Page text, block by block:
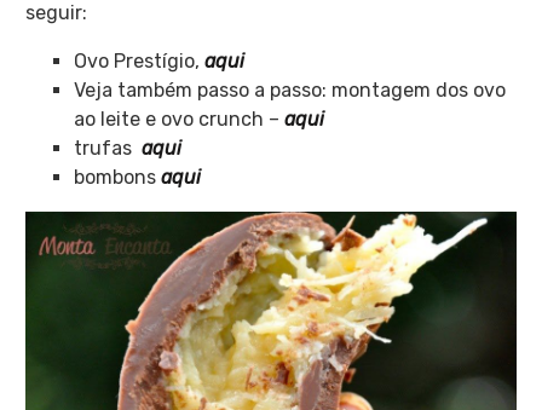
seguir:
Ovo Prestígio, aqui
Veja também passo a passo: montagem dos ovo
ao leite e ovo crunch – aqui
trufas aqui
bombons aqui